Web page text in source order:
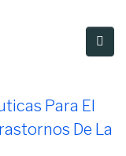
Para El
De La